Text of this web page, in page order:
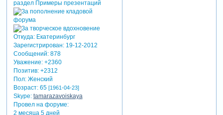
Откуда:Екатеринбург
Зарегистрирован: 19-12-2012
Сообщений:878
Уважение: +2360
Позитив: +2312
Пол:Женский
Возраст:65 [1961-04-23]
Skype: tamarazavoiskaya
Провел на форуме:
2 месяца 5 дней